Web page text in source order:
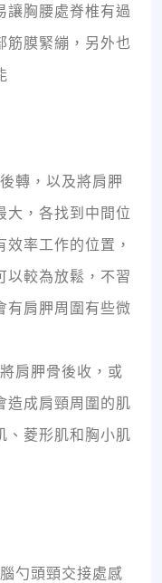
讓胸腰處脊椎有過
筋膜緊繃，另外也
轉，以及將肩胛
大，各找到中間位
率工作的位置，
以較為放鬆，不習
有肩胛周圍有些微
肩胛骨後收，或
造成肩頸周圍的肌
、菱形肌和胸小肌
勺頭頸交接處感